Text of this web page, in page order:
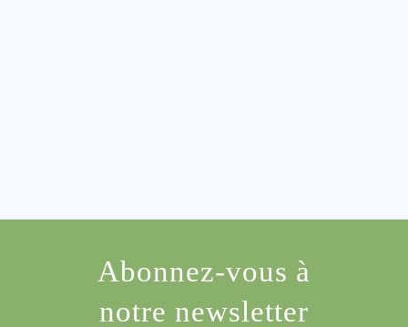
Abonnez-vous à
notre newsletter